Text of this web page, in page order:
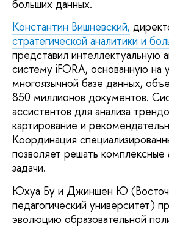
больших данных.
Константин Вишневский,
стратегической аналитики и
представил интеллектуальную
систему iFORA, основанную на
многоязычной базе данных,
850 миллионов документов.
ассистентов для анализа
картирование и
Координация
позволяет решать комплексные
задачи.
Юхуа Бу и Джиншен Ю
педагогический университет)
эволюцию образовательной